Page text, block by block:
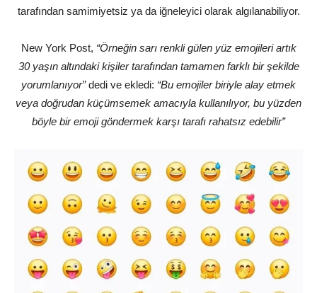
tarafından samimiyetsiz ya da iğneleyici olarak algılanabiliyor.
New York Post, “Örneğin sarı renkli gülen yüz emojileri artık
30 yaşın altındaki kişiler tarafından tamamen farklı bir şekilde
yorumlanıyor”dedi ve ekledi: “Bu emojiler biriyle alay etmek
veya doğrudan küçümsemek amacıyla kullanılıyor, bu yüzden
böyle bir emoji göndermek karşı tarafı rahatsız edebilir”